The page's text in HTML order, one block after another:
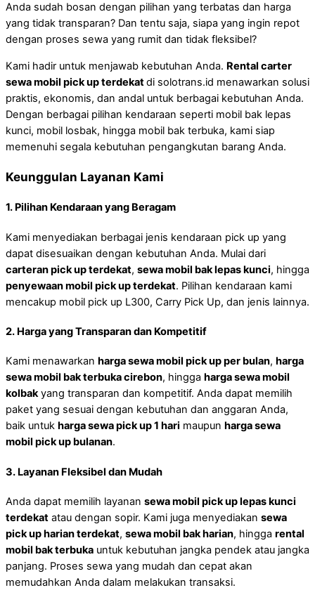
Anda sudah bosan dengan pilihan yang terbatas dan harga
yang tidak transparan? Dan tentu saja, siapa yang ingin repot
dengan proses sewa yang rumit dan tidak fleksibel?
Kami hadir untuk menjawab kebutuhan Anda. Rental carter
sewa mobil pick up terdekatdi solotrans.id menawarkan solusi
praktis, ekonomis, dan andal untuk berbagai kebutuhan Anda.
Dengan berbagai pilihan kendaraan seperti mobil bak lepas
kunci, mobil losbak, hingga mobil bak terbuka, kami siap
memenuhi segala kebutuhan pengangkutan barang Anda.
Keunggulan Layanan Kami
1. Pilihan Kendaraan yang Beragam
Kami menyediakan berbagai jenis kendaraan pick up yang
dapat disesuaikan dengan kebutuhan Anda. Mulai dari
carteran pick up terdekat, sewa mobil bak lepas kunci, hingga
penyewaan mobil pick up terdekat. Pilihan kendaraan kami
mencakup mobil pick up L300, Carry Pick Up, dan jenis lainnya.
2. Harga yang Transparan dan Kompetitif
Kami menawarkan harga sewa mobil pick up per bulan, harga
sewa mobil bak terbuka cirebon, hingga harga sewa mobil
kolbakyang transparan dan kompetitif. Anda dapat memilih
paket yang sesuai dengan kebutuhan dan anggaran Anda,
baik untuk harga sewa pick up 1 hari maupun harga sewa
mobil pick up bulanan.
3. Layanan Fleksibel dan Mudah
Anda dapat memilih layanan sewa mobil pick up lepas kunci
terdekat atau dengan sopir. Kami juga menyediakan sewa
pick up harian terdekat, sewa mobil bak harian, hingga rental
mobil bak terbuka untuk kebutuhan jangka pendek atau jangka
panjang. Proses sewa yang mudah dan cepat akan
memudahkan Anda dalam melakukan transaksi.